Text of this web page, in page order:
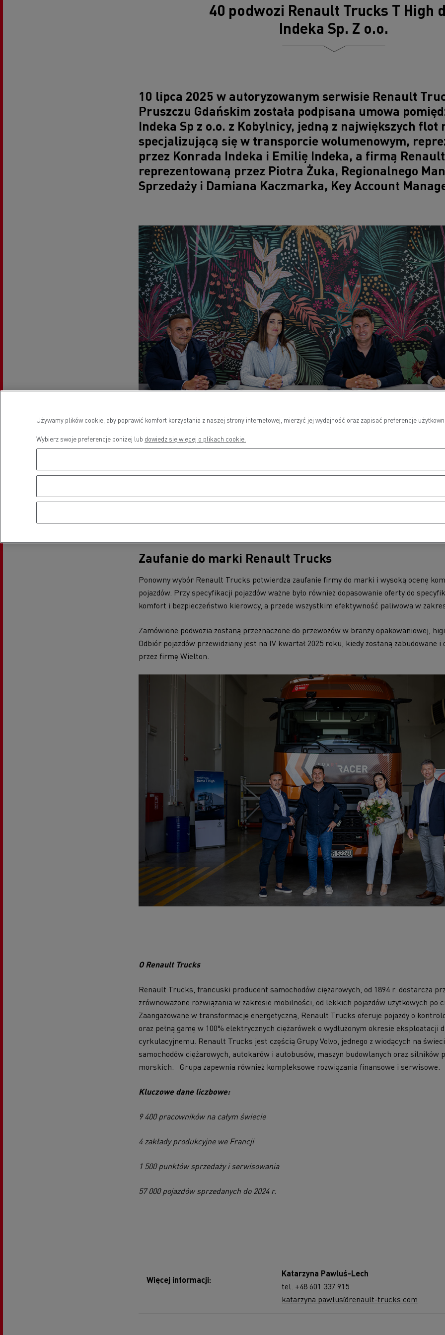
40 podwozi Renault Trucks T High
Indeka Sp. Z o.o.
10 lipca 2025 w autoryzowanym serwisie Renault
Pruszczu Gdańskim została podpisana umowa
Indeka Sp z o.o. z Kobylnicy, jedną z największych flot
specjalizującą się w transporcie wolumenowym,
przez Konrada Indeka i Emilię Indeka, a firmą
reprezentowaną przez Piotra Żuka, Regionalnego
Sprzedaży i Damiana Kaczmarka, Key Account
francuskiej marki. Historycznie,Grupa Indekarozpoczęła współpracę z Renault
Zaufanie do marki Renault Trucks
Ponowny wybór Renault Trucks potwierdza zaufanie firmy do marki i wysoką ocenę
pojazdów. Przy specyfikacji pojazdów ważne było również dopasowanie oferty do
komfort i bezpieczeństwo kierowcy, a przede wszystkim efektywność paliwowa w
Zamówione podwozia zostaną przeznaczone do przewozów w branży opakowaniowej,
Odbiór pojazdów przewidziany jest na IV kwartał 2025 roku, kiedy zostaną zabudowane i
przez firmę Wielton.
O Renault Trucks
Renault Trucks, francuski producent samochodów ciężarowych, od 1894 r. dostarcza
zrównoważone rozwiązania w zakresie mobilności, od lekkich pojazdów użytkowych po
Zaangażowane w transformację energetyczną, Renault Trucks oferuje pojazdy o
oraz pełną gamę w 100% elektrycznych ciężarówek o wydłużonym okresie eksploatacji
cyrkulacyjnemu. Renault Trucks jest częścią Grupy Volvo, jednego z wiodących na
samochodów ciężarowych, autokarów i autobusów, maszyn budowlanych oraz silników
morskich. Grupa zapewnia również kompleksowe rozwiązania finansowe i serwisowe.
Kluczowe dane liczbowe:
9 400 pracowników na całym świecie
4 zakłady produkcyjne we Francji
1 500 punktów sprzedaży i serwisowania
57 000 pojazdów sprzedanych do 2024 r.
Więcej informacji:
Katarzyna Pawluś-Lech
tel. +48 601 337 915
katarzyna.pawlus@renault-trucks.com
Używamy plików cookie, aby poprawić komfort korzystania z naszej strony internetowej, mierzyć jej wydajność oraz zapisać preferencje
Wybierz swoje preferencje poniżej lub dowiedz się więcej o plikach cookie.